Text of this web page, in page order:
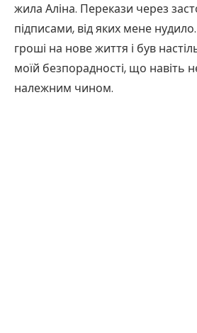
жила Аліна. Перекази через
підписами, від яких мене
гроші на нове життя і був
моїй безпорадності, що навіть
належним чином.